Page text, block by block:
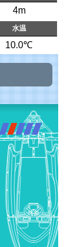
4m
水温
10.0℃